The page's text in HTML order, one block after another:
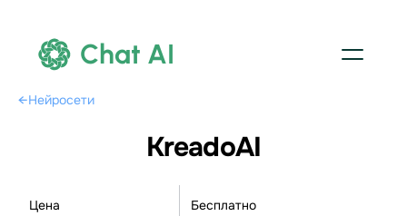
Chat AI
←Нейросети
KreadoAI
Цена Бесплатно